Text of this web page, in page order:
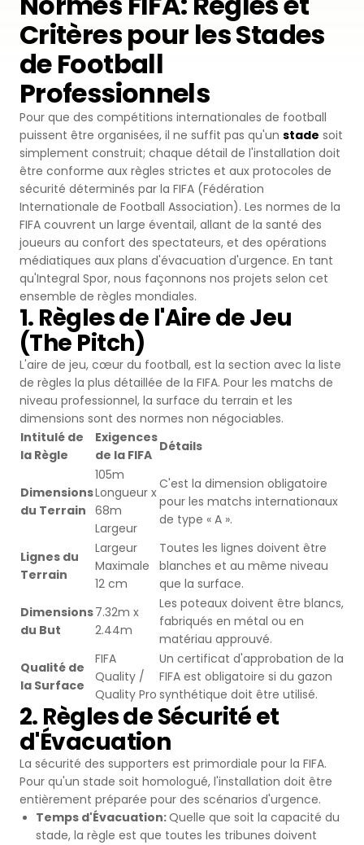
Pistes d'athlétisme
Terrain de Padel
Clubs de Padel
Terrains de Padbol
Terrains de Pickleball
Terrains de Tennis
Terrains de Squash
Tribune en Acier
Terrains de Basketball
Terrains de Volley-ball
Terrains de Handball
Terrains Polyvalents
Terrains de Hockey
Terrains de Badminton
Terrains de Futsal
Terrains de Cricket
Football Américain
Premium
Monoturf
PowerGrass
DuoGrass
Remplissage
Gazon Pour Padel
Gazon Pour Tennis
Gazon de Golf
Gazon Hybride
Gazon Naturel
Revêtement Par Pulvérisation
Revêtement de Sol en PU
Revêtement en PU
Parquet Sportif
PVC Sportif
Revêtement Acrylique
Sol Caoutchouc Modulaire
SBR
Coussin Amortisseur Drainé
Coussin Amortisseur en PE
Sable de Silice
Critères pour les Stades
de Football
Professionnels
Pour que des compétitions internationales de football
puissent être organisées, il ne suffit pas qu'un stade soit
simplement construit; chaque détail de l'installation doit
être conforme aux règles strictes et aux protocoles de
sécurité déterminés par la FIFA (Fédération
Internationale de Football Association). Les normes de la
FIFA couvrent un large éventail, allant de la santé des
joueurs au confort des spectateurs, et des opérations
médiatiques aux plans d'évacuation d'urgence. En tant
qu'Integral Spor, nous façonnons nos projets selon cet
ensemble de règles mondiales.
1. Règles de l'Aire de Jeu
(The Pitch)
L'aire de jeu, cœur du football, est la section avec la liste
de règles la plus détaillée de la FIFA. Pour les matchs de
niveau professionnel, la surface du terrain et les
dimensions sont des normes non négociables.
Intitulé de
la Règle
Exigences
de la FIFA
Détails
Dimensions
du Terrain
105m
Longueur x
68m
Largeur
C'est la dimension obligatoire
pour les matchs internationaux
de type « A ».
Lignes du
Terrain
Largeur
Maximale
12 cm
Toutes les lignes doivent être
blanches et au même niveau
que la surface.
Dimensions
du But
7.32m x
2.44m
Les poteaux doivent être blancs,
fabriqués en métal ou en
matériau approuvé.
Qualité de
la Surface
FIFA
Quality /
Quality Pro
Un certificat d'approbation de la
FIFA est obligatoire si du gazon
synthétique doit être utilisé.
2. Règles de Sécurité et
d'Évacuation
La sécurité des supporters est primordiale pour la FIFA.
Pour qu'un stade soit homologué, l'installation doit être
entièrement préparée pour des scénarios d'urgence.
Temps d'Évacuation:Quelle que soit la capacité du
stade, la règle est que toutes les tribunes doivent